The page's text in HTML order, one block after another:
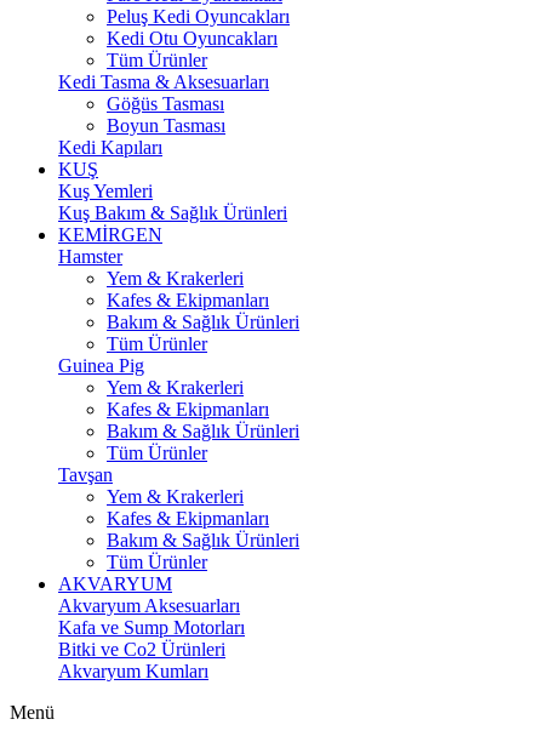
Peluş Kedi Oyuncakları
Kedi Otu Oyuncakları
Tüm Ürünler
Kedi Tasma & Aksesuarları
Göğüs Tasması
Boyun Tasması
Kedi Kapıları
KUŞ
Kuş Yemleri
Kuş Bakım & Sağlık Ürünleri
KEMİRGEN
Hamster
Yem & Krakerleri
Kafes & Ekipmanları
Bakım & Sağlık Ürünleri
Tüm Ürünler
Guinea Pig
Yem & Krakerleri
Kafes & Ekipmanları
Bakım & Sağlık Ürünleri
Tüm Ürünler
Tavşan
Yem & Krakerleri
Kafes & Ekipmanları
Bakım & Sağlık Ürünleri
Tüm Ürünler
AKVARYUM
Akvaryum Aksesuarları
Kafa ve Sump Motorları
Bitki ve Co2 Ürünleri
Akvaryum Kumları
Menü